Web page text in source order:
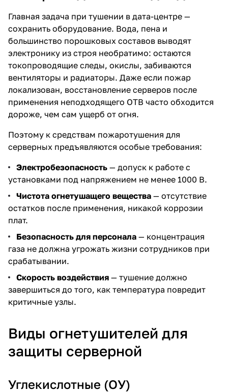
Главная задача при тушении в дата-центре —
сохранить оборудование. Вода, пена и
большинство порошковых составов выводят
электронику из строя необратимо: остаются
токопроводящие следы, окислы, забиваются
вентиляторы и радиаторы. Даже если пожар
локализован, восстановление серверов после
применения неподходящего ОТВ часто обходится
дороже, чем сам ущерб от огня.
Поэтому к средствам пожаротушения для
серверных предъявляются особые требования:
Электробезопасность — допуск к работе с
установками под напряжением не менее 1000 В.
Чистота огнетушащего вещества — отсутствие
остатков после применения, никакой коррозии
плат.
Безопасность для персонала — концентрация
газа не должна угрожать жизни сотрудников при
срабатывании.
Скорость воздействия — тушение должно
завершиться до того, как температура повредит
критичные узлы.
Виды огнетушителей для
защиты серверной
Углекислотные (ОУ)